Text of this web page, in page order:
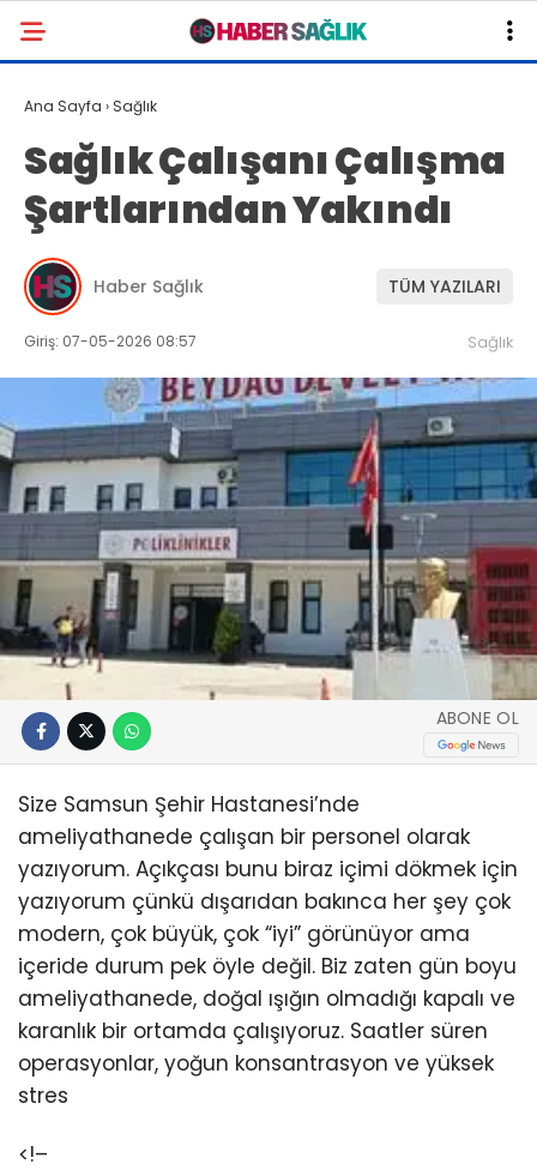
Ana Sayfa › Sağlık
Sağlık Çalışanı Çalışma
Şartlarından Yakındı
Haber Sağlık TÜM YAZILARI
Giriş: 07-05-2026 08:57 Sağlık
ABONE OL
Size Samsun Şehir Hastanesi’nde
ameliyathanede çalışan bir personel olarak
yazıyorum. Açıkçası bunu biraz içimi dökmek için
yazıyorum çünkü dışarıdan bakınca her şey çok
modern, çok büyük, çok “iyi” görünüyor ama
içeride durum pek öyle değil. Biz zaten gün boyu
ameliyathanede, doğal ışığın olmadığı kapalı ve
karanlık bir ortamda çalışıyoruz. Saatler süren
operasyonlar, yoğun konsantrasyon ve yüksek
stres
<!–